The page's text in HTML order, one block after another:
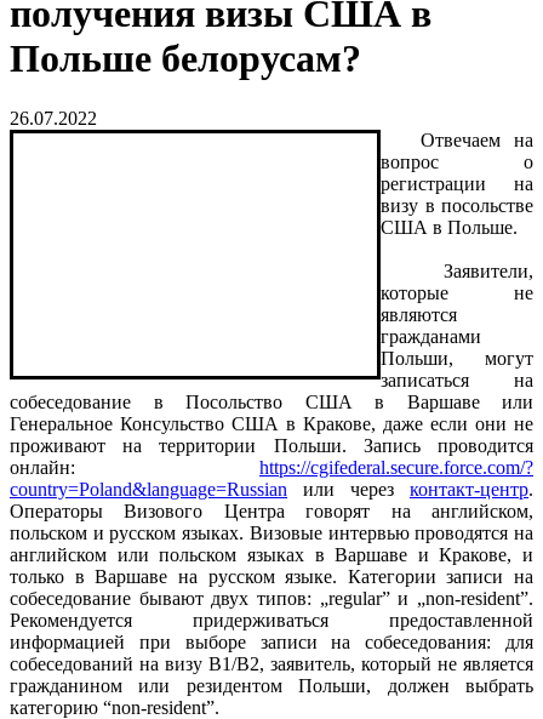
получения визы США в
Польше белорусам?
26.07.2022
Отвечаем на
вопрос о
регистрации на
визу в посольстве
США в Польше.
Заявители,
которые не
являются
гражданами
Польши, могут
записаться на
собеседование в Посольство США в Варшаве или
Генеральное Консульство США в Кракове, даже если они не
проживают на территории Польши. Запись проводится
онлайн: https://cgifederal.secure.force.com/?
country=Poland&language=Russian или через контакт-центр.
Операторы Визового Центра говорят на английском,
польском и русском языках. Визовые интервью проводятся на
английском или польском языках в Варшаве и Кракове, и
только в Варшаве на русском языке. Категории записи на
собеседование бывают двух типов: „regular” и „non-resident”.
Рекомендуется придерживаться предоставленной
информацией при выборе записи на собеседования: для
собеседований на визу B1/B2, заявитель, который не является
гражданином или резидентом Польши, должен выбрать
категорию “non-resident”.